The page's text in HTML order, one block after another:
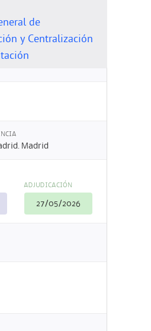
de
y Centralización
Madrid
ADJUDICACIÓN
27/05/2026